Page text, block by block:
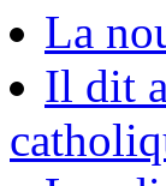
La
Il dit